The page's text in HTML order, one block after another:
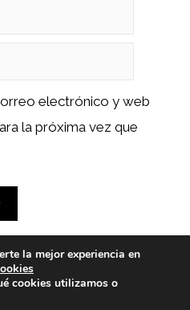
electrónico y web
la próxima vez que
la mejor experiencia en
cookies utilizamos o